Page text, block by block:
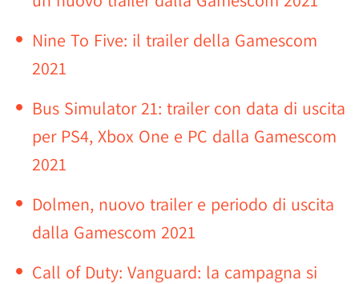
Nine To Five: il trailer della Gamescom
2021
Bus Simulator 21: trailer con data di uscita
per PS4, Xbox One e PC dalla Gamescom
2021
Dolmen, nuovo trailer e periodo di uscita
dalla Gamescom 2021
Call of Duty: Vanguard: la campagna si